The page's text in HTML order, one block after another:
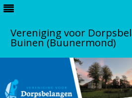
Vereniging voor
Buinen (Buunermond)